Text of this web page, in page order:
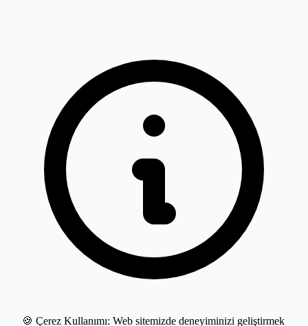
🍪 Çerez Kullanımı: Web sitemizde deneyiminizi geliştirmek